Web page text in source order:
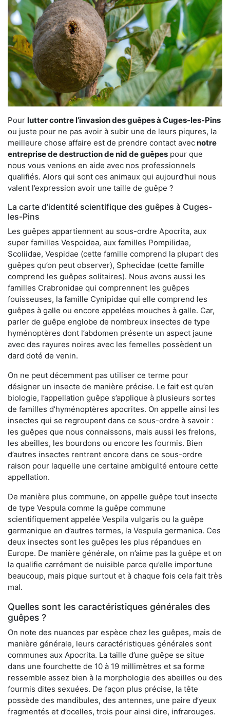
Pour lutter contre l’invasion des guêpes à Cuges-les-Pins
ou juste pour ne pas avoir à subir une de leurs piqures, la
meilleure chose affaire est de prendre contact avecnotre
entreprise de destruction de nid de guêpes pour que
nous vous venions en aide avec nos professionnels
qualifiés. Alors qui sont ces animaux qui aujourd’hui nous
valent l’expression avoir une taille de guêpe ?
La carte d’identité scientifique des guêpes à Cuges-
les-Pins
Les guêpes appartiennent au sous-ordre Apocrita, aux
super familles Vespoidea, aux familles Pompilidae,
Scoliidae, Vespidae (cette famille comprend la plupart des
guêpes qu’on peut observer), Sphecidae (cette famille
comprend les guêpes solitaires). Nous avons aussi les
familles Crabronidae qui comprennent les guêpes
fouisseuses, la famille Cynipidae qui elle comprend les
guêpes à galle ou encore appelées mouches à galle. Car,
parler de guêpe englobe de nombreux insectes de type
hyménoptères dont l’abdomen présente un aspect jaune
avec des rayures noires avec les femelles possèdent un
dard doté de venin.
On ne peut décemment pas utiliser ce terme pour
désigner un insecte de manière précise. Le fait est qu’en
biologie, l’appellation guêpe s’applique à plusieurs sortes
de familles d’hyménoptères apocrites. On appelle ainsi les
insectes qui se regroupent dans ce sous-ordre à savoir :
les guêpes que nous connaissons, mais aussi les frelons,
les abeilles, les bourdons ou encore les fourmis. Bien
d’autres insectes rentrent encore dans ce sous-ordre
raison pour laquelle une certaine ambiguïté entoure cette
appellation.
De manière plus commune, on appelle guêpe tout insecte
de type Vespula comme la guêpe commune
scientifiquement appelée Vespila vulgaris ou la guêpe
germanique en d’autres termes, la Vespula germanica. Ces
deux insectes sont les guêpes les plus répandues en
Europe. De manière générale, on n’aime pas la guêpe et on
la qualifie carrément de nuisible parce qu’elle importune
beaucoup, mais pique surtout et à chaque fois cela fait très
mal.
Quelles sont les caractéristiques générales des
guêpes ?
On note des nuances par espèce chez les guêpes, mais de
manière générale, leurs caractéristiques générales sont
communes aux Apocrita. La taille d’une guêpe se situe
dans une fourchette de 10 à 19 millimètres et sa forme
ressemble assez bien à la morphologie des abeilles ou des
fourmis dites sexuées. De façon plus précise, la tête
possède des mandibules, des antennes, une paire d’yeux
fragmentés et d’ocelles, trois pour ainsi dire, infrarouges.